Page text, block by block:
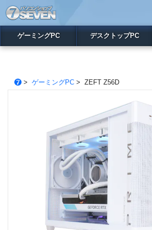
ゲーミングPC デスクトップPC
> ゲーミングPC> ZEFT Z56D